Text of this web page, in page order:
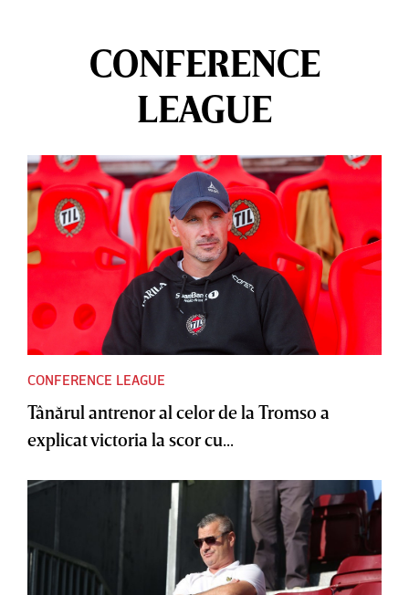
CONFERENCE
LEAGUE
CONFERENCE LEAGUE
Tânărul antrenor al celor de la Tromso a
explicat victoria la scor cu...